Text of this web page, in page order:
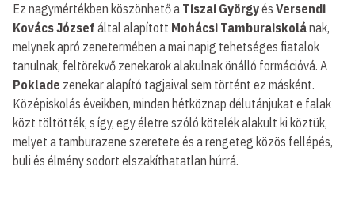
Ez nagymértékben köszönhető a Tiszai Györgyés Versendi
Kovács József által alapított Mohácsi Tamburaiskolának,
melynek apró zenetermében a mai napig tehetséges fiatalok
tanulnak, feltörekvő zenekarok alakulnak önálló formációvá. A
Poklade zenekar alapító tagjaival sem történt ez másként.
Középiskolás éveikben, minden hétköznap délutánjukat e falak
közt töltötték, s így, egy életre szóló kötelék alakult ki köztük,
melyet a tamburazene szeretete és a rengeteg közös fellépés,
buli és élmény sodort elszakíthatatlan húrrá.